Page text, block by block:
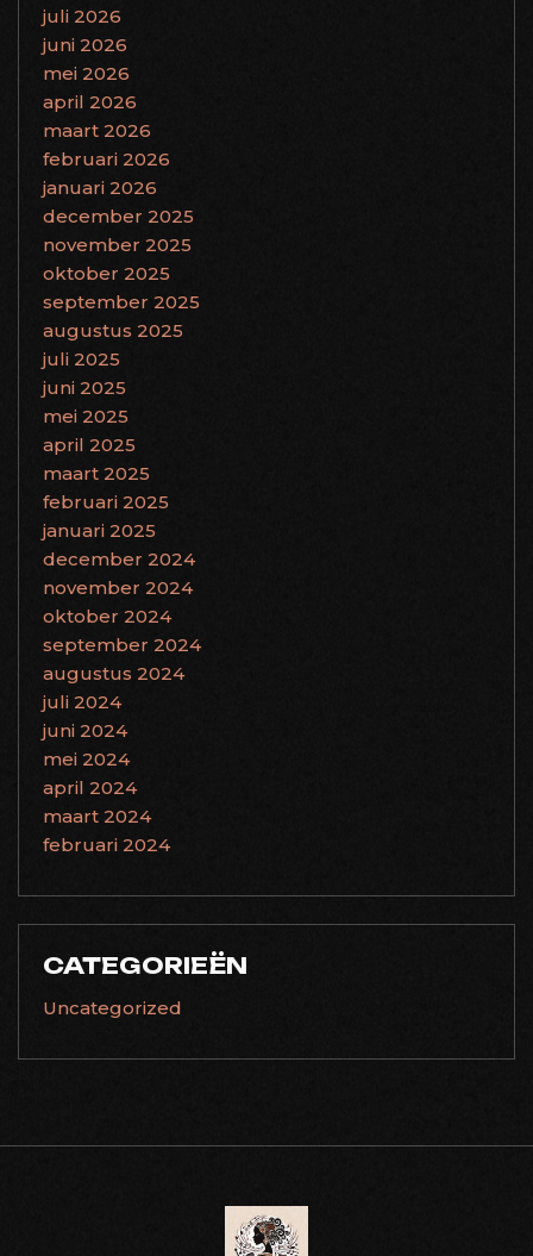
juli 2026
juni 2026
mei 2026
april 2026
maart 2026
februari 2026
januari 2026
december 2025
november 2025
oktober 2025
september 2025
augustus 2025
juli 2025
juni 2025
mei 2025
april 2025
maart 2025
februari 2025
januari 2025
december 2024
november 2024
oktober 2024
september 2024
augustus 2024
juli 2024
juni 2024
mei 2024
april 2024
maart 2024
februari 2024
CATEGORIEËN
Uncategorized